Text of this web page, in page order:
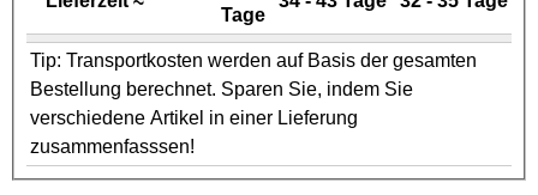
Tage
Tip: Transportkosten werden auf Basis der gesamten
Bestellung berechnet. Sparen Sie, indem Sie
verschiedene Artikel in einer Lieferung
zusammenfasssen!